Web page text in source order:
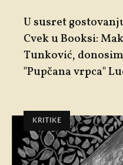
U susret
Cvek u Booksi:
Tunković,
"Pupčana vrpca"
KRITIKE